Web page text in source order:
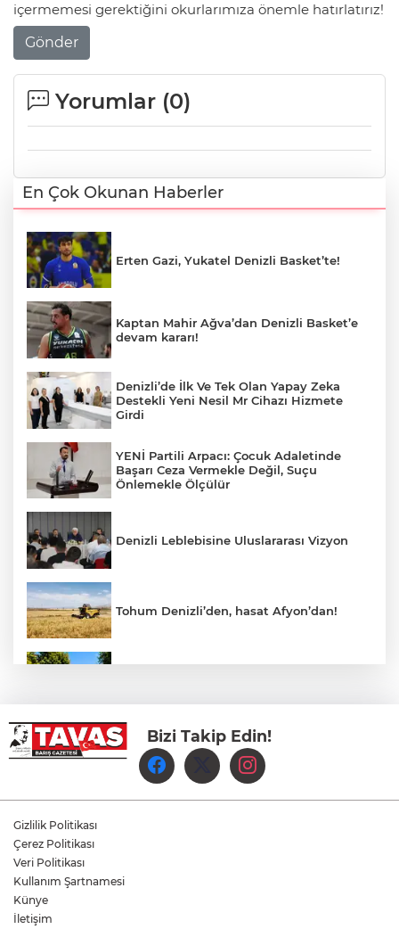
içermemesi gerektiğini okurlarımıza önemle hatırlatırız!
Gönder
Yorumlar (0)
En Çok Okunan Haberler
Erten Gazi, Yukatel Denizli Basket’te!
Kaptan Mahir Ağva’dan Denizli Basket’e
devam kararı!
Denizli’de İlk Ve Tek Olan Yapay Zeka
Destekli Yeni Nesil Mr Cihazı Hizmete
Girdi
YENİ Partili Arpacı: Çocuk Adaletinde
Başarı Ceza Vermekle Değil, Suçu
Önlemekle Ölçülür
Denizli Leblebisine Uluslararası Vizyon
Tohum Denizli’den, hasat Afyon’dan!
Yukatel Denizli Basket’in Süper Lig
Serüveni Aliağa’da Başlıyor
Çameli’de Festival Coşkusu Yatırımların
Bizi Takip Edin!
Gizlilik Politikası
Çerez Politikası
Veri Politikası
Kullanım Şartnamesi
Künye
İletişim